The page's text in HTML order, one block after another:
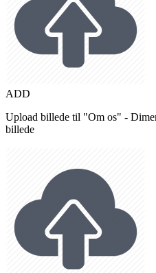
ADD
Upload billede til "Om os" -
billede